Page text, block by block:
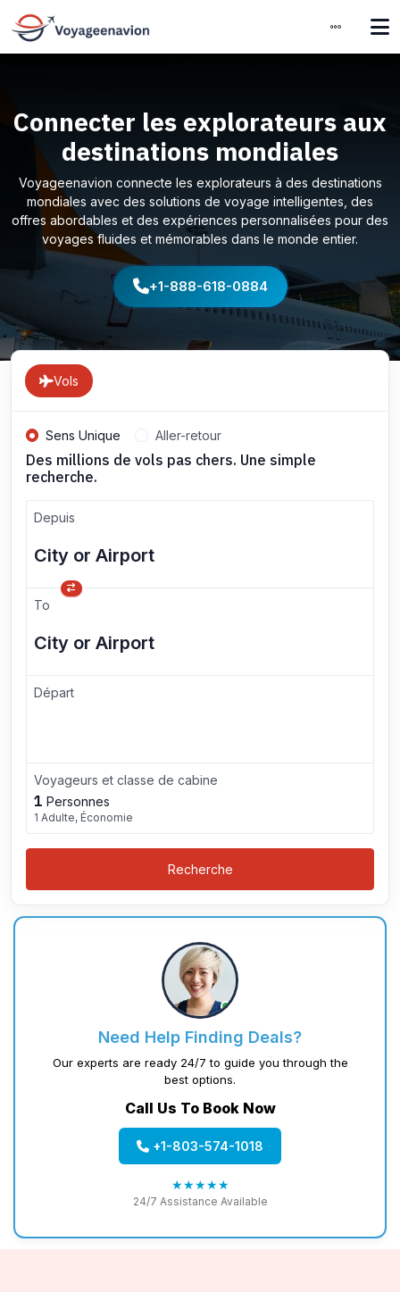
Connecter les explorateurs aux
destinations mondiales
Voyageenavion connecte les explorateurs à des destinations
mondiales avec des solutions de voyage intelligentes, des
offres abordables et des expériences personnalisées pour des
voyages fluides et mémorables dans le monde entier.
+1-888-618-0884
Vols
Sens Unique Aller-retour
Des millions de vols pas chers. Une simple
recherche.
Depuis
To
Départ
Voyageurs et classe de cabine
1 Personnes
1 Adulte, Économie
Recherche
Need Help Finding Deals?
Our experts are ready 24/7 to guide you through the
best options.
Call Us To Book Now
+1-803-574-1018
★★★★★
24/7 Assistance Available